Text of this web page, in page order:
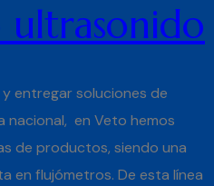
entregar soluciones de
nacional, en Veto hemos
de productos, siendo una
en flujómetros. De esta línea